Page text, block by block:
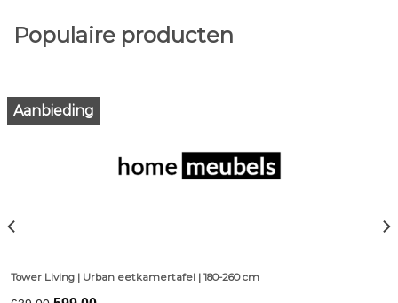
Populaire producten
Aanbieding
Tower Living | Urban eetkamertafel | 180-260 cm